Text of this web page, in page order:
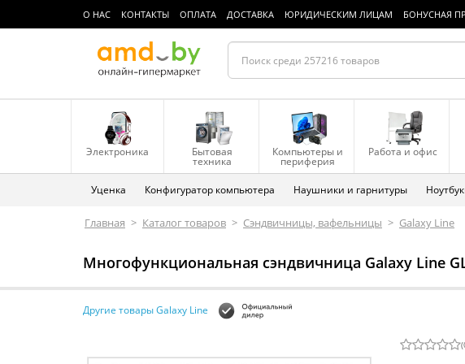
О НАС КОНТАКТЫ ОПЛАТА ДОСТАВКА ЮРИДИЧЕСКИМ ЛИЦАМ БОНУСНАЯ
Электроника Бытовая
техника
Компьютеры и
периферия
Работа и офис
Уценка Конфигуратор компьютера Наушники и гарнитуры
Главная > Каталог товаров > Сэндвичницы, вафельницы > Galaxy Line
Многофункциональная сэндвичница Galaxy Line
Другие товары Galaxy Line
(